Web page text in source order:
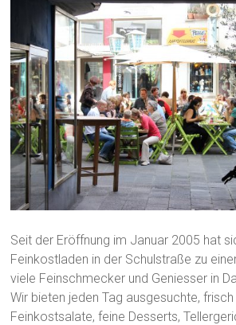
Seit der Eröffnung im Januar 2005 hat
Feinkostladen in der Schulstraße zu
viele Feinschmecker und Geniesser in
Wir bieten jeden Tag ausgesuchte,
Feinkostsalate, feine Desserts,